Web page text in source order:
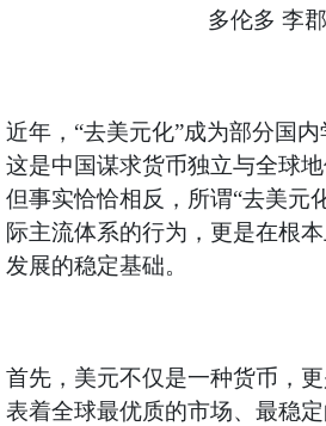
多伦多 李郡
近年，“去美元化”成为部分国
这是中国谋求货币独立与全球地
但事实恰恰相反，所谓“去美元
际主流体系的行为，更是在根
发展的稳定基础。
首先，美元不仅是一种货币，
表着全球最优质的市场、最稳